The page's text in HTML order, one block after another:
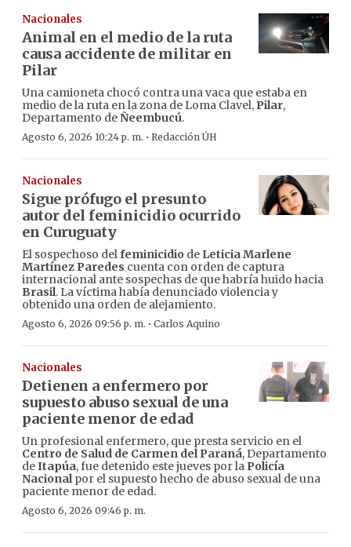
Nacionales
Animal en el medio de la ruta
causa accidente de militar en
Pilar
Una camioneta chocó contra una vaca que estaba en
medio de la ruta en la zona de Loma Clavel, Pilar,
Departamento deÑeembucú.
Agosto 6, 2026 10:24 p. m. · Redacción ÚH
Nacionales
Sigue prófugo el presunto
autor del feminicidio ocurrido
en Curuguaty
El sospechoso delfeminicidio de Leticia Marlene
Martínez Paredes cuenta con orden de captura
internacional ante sospechas de que habría huido hacia
Brasil. La víctima había denunciado violencia y
obtenido una orden de alejamiento.
Agosto 6, 2026 09:56 p. m. · Carlos Aquino
Nacionales
Detienen a enfermero por
supuesto abuso sexual de una
paciente menor de edad
Un profesional enfermero, que presta servicio en el
Centro de Salud de Carmen del Paraná, Departamento
deItapúa, fue detenido este jueves por la Policía
Nacionalpor el supuesto hecho de abuso sexual de una
paciente menor de edad.
Agosto 6, 2026 09:46 p. m.